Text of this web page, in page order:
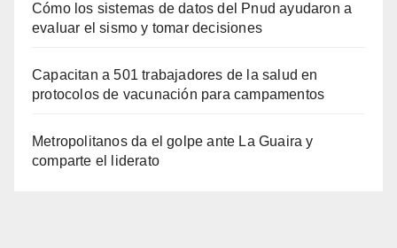
Cómo los sistemas de datos del Pnud ayudaron a
evaluar el sismo y tomar decisiones
Capacitan a 501 trabajadores de la salud en
protocolos de vacunación para campamentos
Metropolitanos da el golpe ante La Guaira y
comparte el liderato